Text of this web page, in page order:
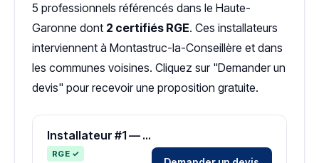
5 professionnels référencés dans le Haute-
Garonne dont 2 certifiés RGE. Ces installateurs
interviennent à Montastruc-la-Conseillère et dans
les communes voisines. Cliquez sur "Demander un
devis" pour recevoir une proposition gratuite.
Installateur #1 — Zone Haute-Garonne
RGE ✓